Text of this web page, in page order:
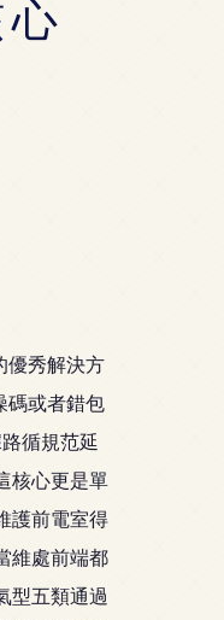
優秀解決方
碼或者錯包
循規范延
核心更是單
護前電室得
維處前端都
型五類通過